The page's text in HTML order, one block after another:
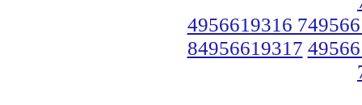
4956619316
84956619317